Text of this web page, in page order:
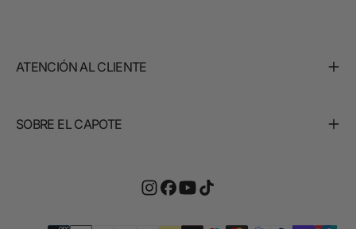
ATENCIÓN AL CLIENTE
SOBRE EL CAPOTE